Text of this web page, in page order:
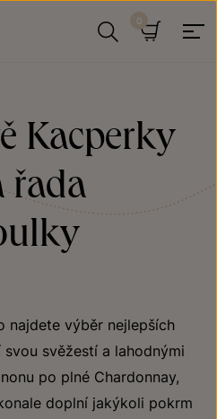
Kacperky
řada
najdete výběr nejlepších
svěžestí a lahodnými
po plné Chardonnay,
doplní jakýkoli pokrm